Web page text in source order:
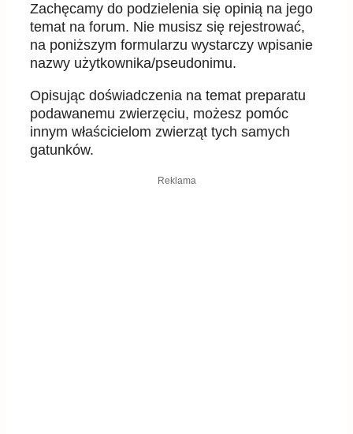
Zachęcamy do podzielenia się opinią na jego
temat na forum. Nie musisz się rejestrować,
na poniższym formularzu wystarczy wpisanie
nazwy użytkownika/pseudonimu.
Opisując doświadczenia na temat preparatu
podawanemu zwierzęciu, możesz pomóc
innym właścicielom zwierząt tych samych
gatunków.
Reklama